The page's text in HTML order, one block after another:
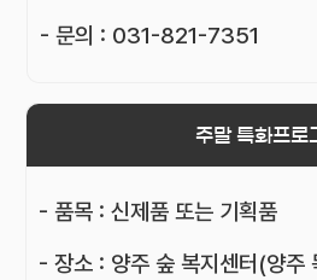
- 문의 : 031-821-7351
주말 특화프로
- 품목 : 신제품 또는 기획품
- 장소 : 양주 숲 복지센터(양주